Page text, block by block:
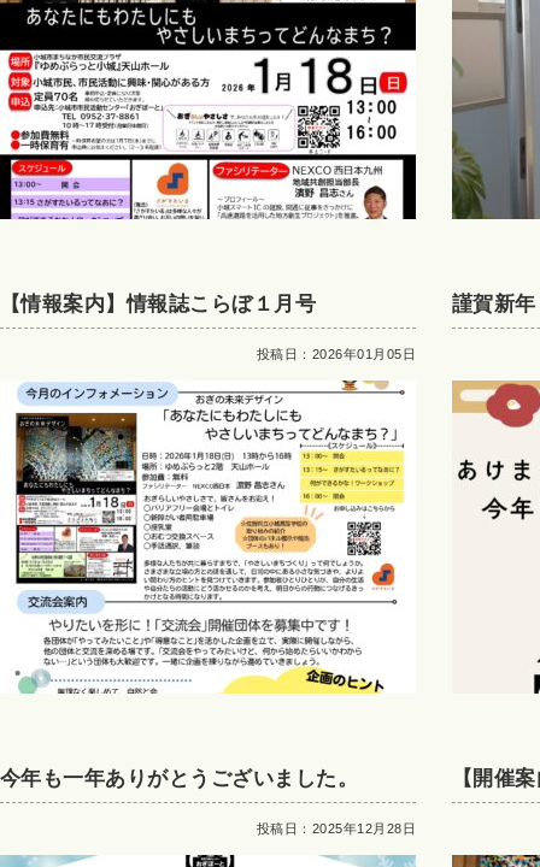
【情報案内】情報誌こらぼ１月号
投稿日：2026年01月05日
謹賀新
今年も一年ありがとうございました。
投稿日：2025年12月28日
【開催